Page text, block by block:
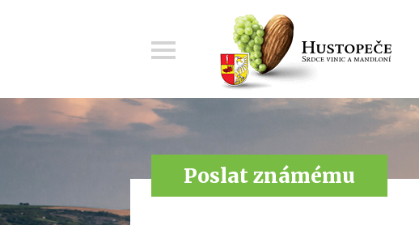
Poslat známému